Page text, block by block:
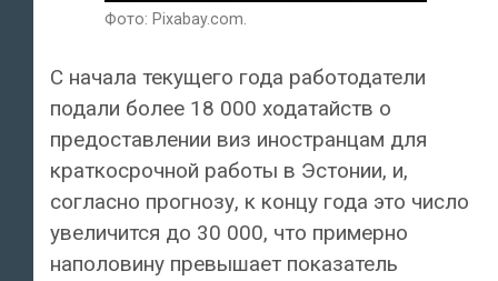
Фото: Pixabay.com.
С начала текущего года работодатели
подали более 18 000 ходатайств о
предоставлении виз иностранцам для
краткосрочной работы в Эстонии, и,
согласно прогнозу, к концу года это число
увеличится до 30 000, что примерно
наполовину превышает показатель